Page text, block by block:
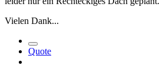
Vielen Dank...
Quote